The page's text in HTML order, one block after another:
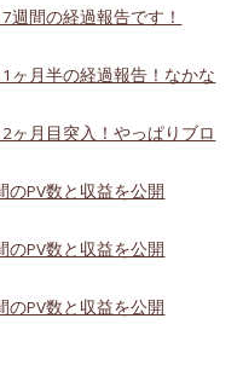
週間の経過報告です！
ヶ月半の経過報告！なかな
ヶ月目突入！やっぱりブロ
のPV数と収益を公開
のPV数と収益を公開
のPV数と収益を公開